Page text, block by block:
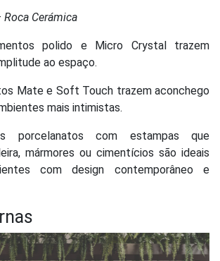
Cerámica
polido e Micro Crystal trazem
ao espaço.
Mate e Soft Touch trazem aconchego
mais intimistas.
porcelanatos com estampas que
mármores ou cimentícios são ideais
com design contemporâneo e